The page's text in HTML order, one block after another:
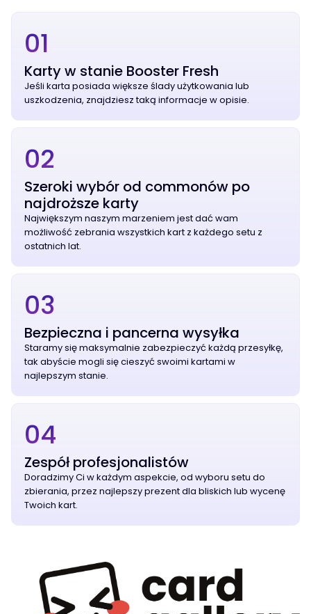
01
Karty w stanie Booster Fresh
Jeśli karta posiada większe ślady użytkowania lub
uszkodzenia, znajdziesz taką informacje w opisie.
02
Szeroki wybór od commonów po
najdroższe karty
Największym naszym marzeniem jest dać wam
możliwość zebrania wszystkich kart z każdego setu z
ostatnich lat.
03
Bezpieczna i pancerna wysyłka
Staramy się maksymalnie zabezpieczyć każdą przesyłkę,
tak abyście mogli się cieszyć swoimi kartami w
najlepszym stanie.
04
Zespół profesjonalistów
Doradzimy Ci w każdym aspekcie, od wyboru setu do
zbierania, przez najlepszy prezent dla bliskich lub wycenę
Twoich kart.